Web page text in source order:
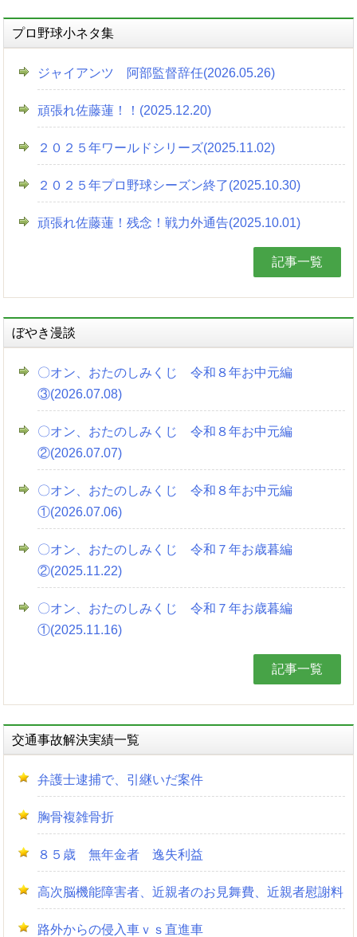
プロ野球小ネタ集
ジャイアンツ 阿部監督辞任(2026.05.26)
頑張れ佐藤蓮！！(2025.12.20)
２０２５年ワールドシリーズ(2025.11.02)
２０２５年プロ野球シーズン終了(2025.10.30)
頑張れ佐藤蓮！残念！戦力外通告(2025.10.01)
記事一覧
ぼやき漫談
〇オン、おたのしみくじ 令和８年お中元編
③(2026.07.08)
〇オン、おたのしみくじ 令和８年お中元編
②(2026.07.07)
〇オン、おたのしみくじ 令和８年お中元編
①(2026.07.06)
〇オン、おたのしみくじ 令和７年お歳暮編
②(2025.11.22)
〇オン、おたのしみくじ 令和７年お歳暮編
①(2025.11.16)
記事一覧
交通事故解決実績一覧
弁護士逮捕で、引継いだ案件
胸骨複雑骨折
８５歳 無年金者 逸失利益
高次脳機能障害者、近親者のお見舞費、近親者慰謝料
路外からの侵入車ｖｓ直進車